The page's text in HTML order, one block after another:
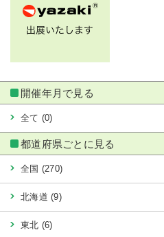
開催年月で見る
全て (0)
都道府県ごとに見る
全国 (270)
北海道 (9)
東北 (6)